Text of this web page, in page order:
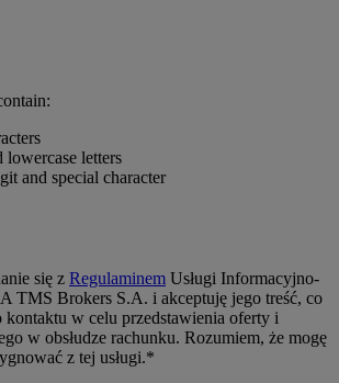
lowercase letters
and special character
się z Regulaminem Usługi Informacyjno-
TMS Brokers S.A. i akceptuję jego treść, co
kontaktu w celu przedstawienia oferty i
w obsłudze rachunku. Rozumiem, że mogę
z tej usługi.*